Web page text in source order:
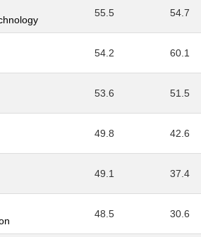
55.5 54.7
54.2 60.1
53.6 51.5
49.8 42.6
49.1 37.4
48.5 30.6